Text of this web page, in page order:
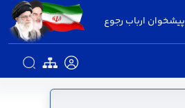
پیشخوان ارباب رجوع